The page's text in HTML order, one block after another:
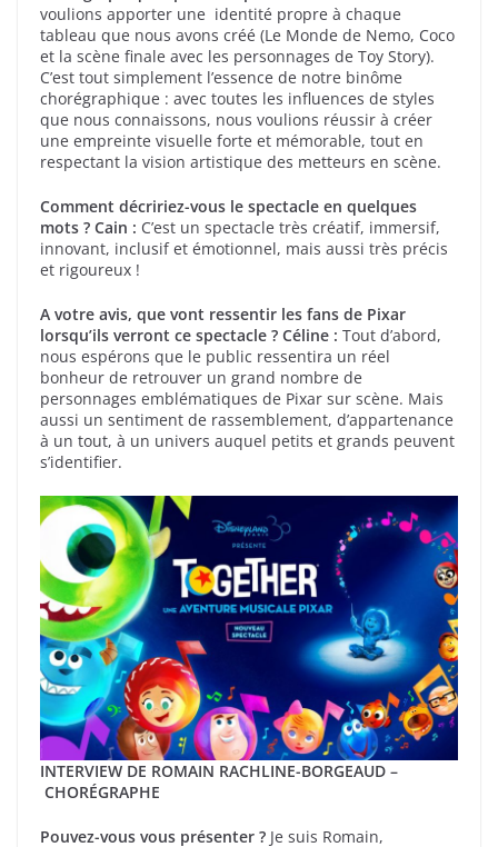
voulions apporter une identité propre à chaque
tableau que nous avons créé (Le Monde de Nemo, Coco
et la scène finale avec les personnages de Toy Story).
C’est tout simplement l’essence de notre binôme
chorégraphique : avec toutes les influences de styles
que nous connaissons, nous voulions réussir à créer
une empreinte visuelle forte et mémorable, tout en
respectant la vision artistique des metteurs en scène.
Comment décririez-vous le spectacle en quelques
mots ? Cain : C’est un spectacle très créatif, immersif,
innovant, inclusif et émotionnel, mais aussi très précis
et rigoureux !
A votre avis, que vont ressentir les fans de Pixar
lorsqu’ils verront ce spectacle ? Céline : Tout d’abord,
nous espérons que le public ressentira un réel
bonheur de retrouver un grand nombre de
personnages emblématiques de Pixar sur scène. Mais
aussi un sentiment de rassemblement, d’appartenance
à un tout, à un univers auquel petits et grands peuvent
s’identifier.
INTERVIEW DE ROMAIN RACHLINE-BORGEAUD –
CHORÉGRAPHE
Pouvez-vous vous présenter ? Je suis Romain,